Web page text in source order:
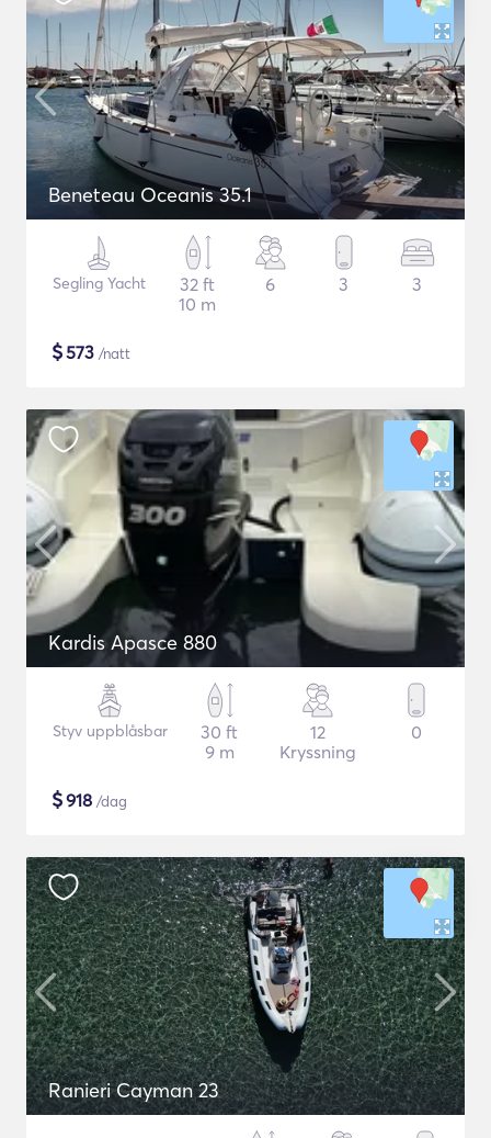
Beneteau Oceanis 35.1
Segling Yacht
32 ft
10 m
6 3 3
$573 /natt
Kardis Apasce 880
Styv uppblåsbar
30 ft
9 m
12
Kryssning
0
$918 /dag
Ranieri Cayman 23